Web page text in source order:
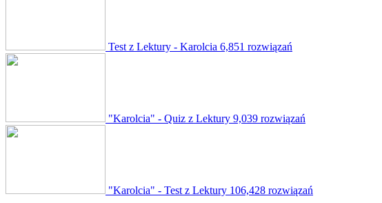
Test z Lektury - Karolcia 6,851 rozwiązań
"Karolcia" - Quiz z Lektury 9,039 rozwiązań
"Karolcia" - Test z Lektury 106,428 rozwiązań